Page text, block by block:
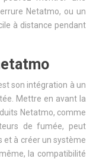
Netatmo, ou un
à distance pendant
son intégration à un
Mettre en avant la
Netatmo, comme
de fumée, peut
et à créer un système
la compatibilité